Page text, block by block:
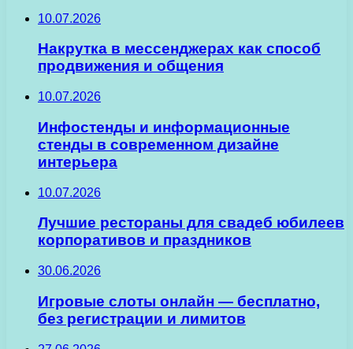
10.07.2026
Накрутка в мессенджерах как способ
продвижения и общения
10.07.2026
Инфостенды и информационные
стенды в современном дизайне
интерьера
10.07.2026
Лучшие рестораны для свадеб юбилеев
корпоративов и праздников
30.06.2026
Игровые слоты онлайн — бесплатно,
без регистрации и лимитов